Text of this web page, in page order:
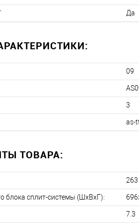
Да
09
3
as-
ТОВАРА:
263
блока сплит-системы (ШxВxГ):
7.3